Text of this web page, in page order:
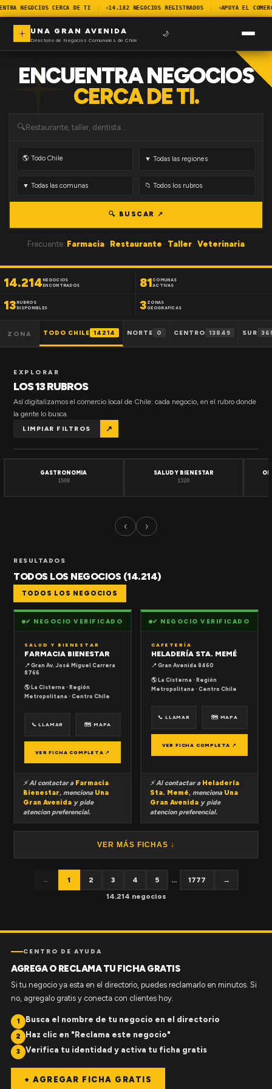
NEGOCIOS CERCA DE TI 14.182 NEGOCIOS REGISTRADOS APOYA EL
UNA GRAN AVENIDA
Directorio de Negocios Comunales de Chile
🌙
ENCUENTRA NEGOCIOS
CERCA DE TI.
🔍
🔍 BUSCAR ↗
Frecuente: Farmacia · Restaurante · Taller · Veterinaria
14.214NEGOCIOS
ENCONTRADOS
81 COMUNAS
ACTIVAS
13RUBROS
DISPONIBLES
3 ZONAS
GEOGRAFICAS
ZONA TODO CHILE 14214 NORTE 0 CENTRO 13849 SUR
EXPLORAR
LOS 13 RUBROS
Así digitalizamos el comercio local de Chile: cada negocio, en el rubro donde
la gente lo busca.
LIMPIAR FILTROS ↗
GASTRONOMIA
1508
SALUD Y BIENESTAR
1320
‹ ›
RESULTADOS
TODOS LOS NEGOCIOS (14.214)
TODOS LOS NEGOCIOS
✔ NEGOCIO VERIFICADO
SALUD Y BIENESTAR
FARMACIA BIENESTAR
📍 Gran Av. José Miguel Carrera
8766
🌎 La Cisterna · Región
Metropolitana · Centro Chile
📞 LLAMAR 🗺 MAPA
VER FICHA COMPLETA ↗
⚡ Al contactar a Farmacia
Bienestar, menciona Una
Gran Avenida y pide
atencion preferencial.
✔ NEGOCIO VERIFICADO
CAFETERÍA
HELADERÍA STA. MEMÉ
📍 Gran Avenida 8460
🌎 La Cisterna · Región
Metropolitana · Centro Chile
📞 LLAMAR 🗺 MAPA
VER FICHA COMPLETA ↗
⚡ Al contactar a Heladería
Sta. Memé, menciona Una
Gran Avenida y pide
atencion preferencial.
VER MÁS FICHAS ↓
← 1 2 3 4 5 ... 1777
→
14.214 negocios
CENTRO DE AYUDA
AGREGA O RECLAMA TU FICHA GRATIS
Si tu negocio ya esta en el directorio, puedes reclamarlo en minutos. Si
no, agregalo gratis y conecta con clientes hoy.
1 Busca el nombre de tu negocio en el directorio
2 Haz clic en "Reclama este negocio"
3 Verifica tu identidad y activa tu ficha gratis
+ AGREGAR FICHA GRATIS